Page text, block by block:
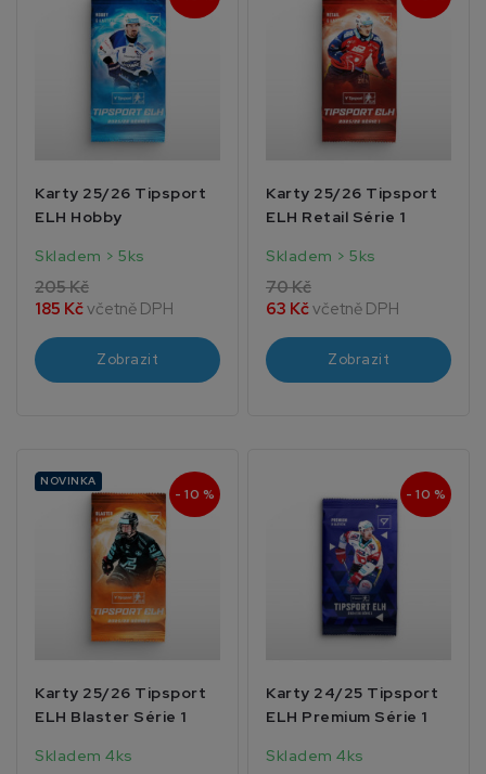
Karty 25/26 Tipsport
ELH Hobby
Skladem > 5ks
205 Kč
185 Kčvčetně DPH
Zobrazit
Karty 25/26 Tipsport
ELH Retail Série 1
Skladem > 5ks
70 Kč
63 Kčvčetně DPH
Zobrazit
NOVINKA
- 10 %
Karty 25/26 Tipsport
ELH Blaster Série 1
Skladem 4ks
- 10 %
Karty 24/25 Tipsport
ELH Premium Série 1
Skladem 4ks